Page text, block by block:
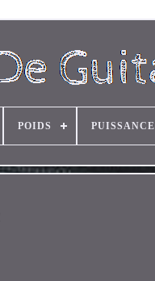
POIDS PUISSANCE